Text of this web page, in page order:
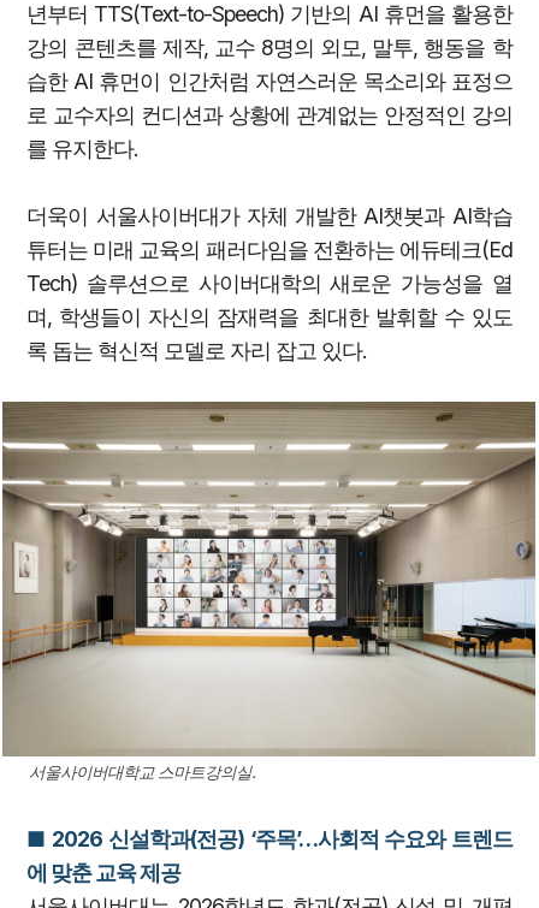
년부터 TTS(Text-to-Speech) 기반의 AI 휴먼을 활용한
강의 콘텐츠를 제작, 교수 8명의 외모, 말투, 행동을 학
습한 AI 휴먼이 인간처럼 자연스러운 목소리와 표정으
로 교수자의 컨디션과 상황에 관계없는 안정적인 강의
를 유지한다.
더욱이 서울사이버대가 자체 개발한 AI챗봇과 AI학습
튜터는 미래 교육의 패러다임을 전환하는 에듀테크(Ed
Tech) 솔루션으로 사이버대학의 새로운 가능성을 열
며, 학생들이 자신의 잠재력을 최대한 발휘할 수 있도
록 돕는 혁신적 모델로 자리 잡고 있다.
서울사이버대학교 스마트강의실.
■ 2026 신설학과(전공) ‘주목’…사회적 수요와 트렌드
에 맞춘 교육 제공